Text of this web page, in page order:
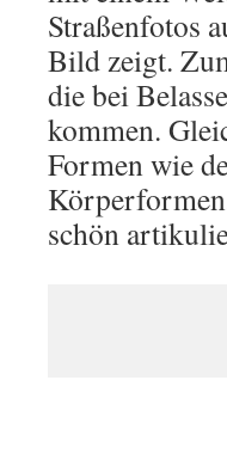
Straßenfotos
Bild zeigt.
die bei
kommen.
Formen wie
schön